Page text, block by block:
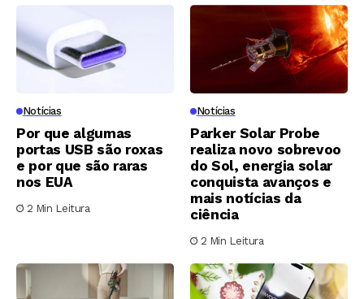
Notícias
Por que algumas
portas USB são roxas
e por que são raras
nos EUA
2 Min Leitura
Notícias
Parker Solar Probe
realiza novo sobrevoo
do Sol, energia solar
conquista avanços e
mais notícias da
ciência
2 Min Leitura